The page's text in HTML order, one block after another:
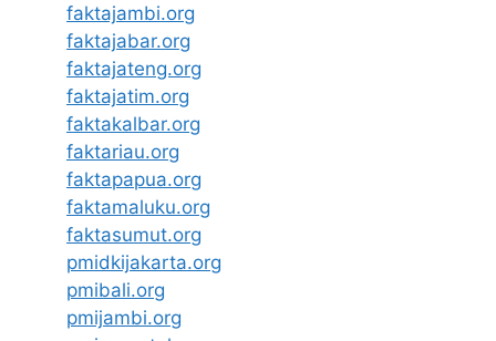
faktajambi.org
faktajabar.org
faktajateng.org
faktajatim.org
faktakalbar.org
faktariau.org
faktapapua.org
faktamaluku.org
faktasumut.org
pmidkijakarta.org
pmibali.org
pmijambi.org